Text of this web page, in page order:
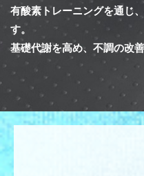
有酸素トレーニングを通じ
す。
基礎代謝を高め、不調の改